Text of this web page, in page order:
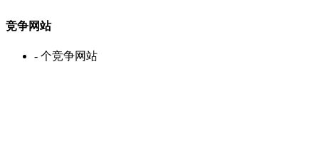
竞争网站
- 个竞争网站